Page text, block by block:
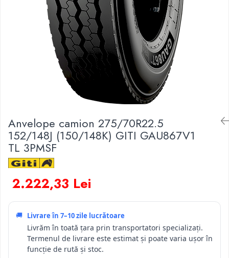
Anvelope camion 275/70R22.5
152/148J (150/148K) GITI GAU867V1
TL 3PMSF
2.222,33 Lei
🚚 Livrare în 7–10 zile lucrătoare
Livrăm în toată țara prin transportatori specializați.
Termenul de livrare este estimat și poate varia ușor în
funcție de rută și stoc.